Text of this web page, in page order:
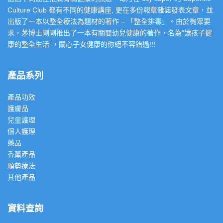
Culture Club 都有不同的健康講座, 更在多份報章雜誌發表文章，並
出版了一本以整全療法為題材的著作 – 「整全排毒」。由於徇眾要
求，茅博士剛剛推出了一本有關嬰幼兒健康的著作，名為”讓孩子健
康的整全生活”，關心子女健康的你絕不容錯過!!!
產品系列
產品功效
護膚品
兒童護理
個人護理
藥品
香薰產品
順勢療法
其他產品
資料查詢